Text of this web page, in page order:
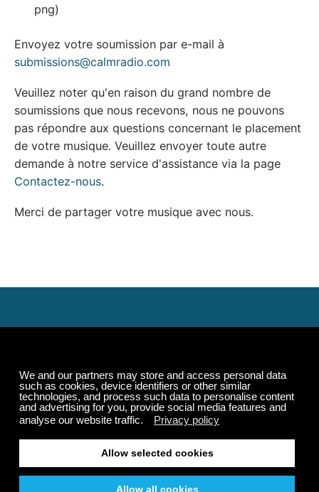
png)
Envoyez votre soumission par e-mail à
submissions@calmradio.com
Veuillez noter qu'en raison du grand nombre de
soumissions que nous recevons, nous ne pouvons
pas répondre aux questions concernant le placement
de votre musique. Veuillez envoyer toute autre
demande à notre service d'assistance via la page
Contactez-nous.
Merci de partager votre musique avec nous.
tous vos appareils, même
hors ligne.
Profitez de votre expérience Calm Radio à tout
moment, où que vous soyez, même hors ligne. Avec